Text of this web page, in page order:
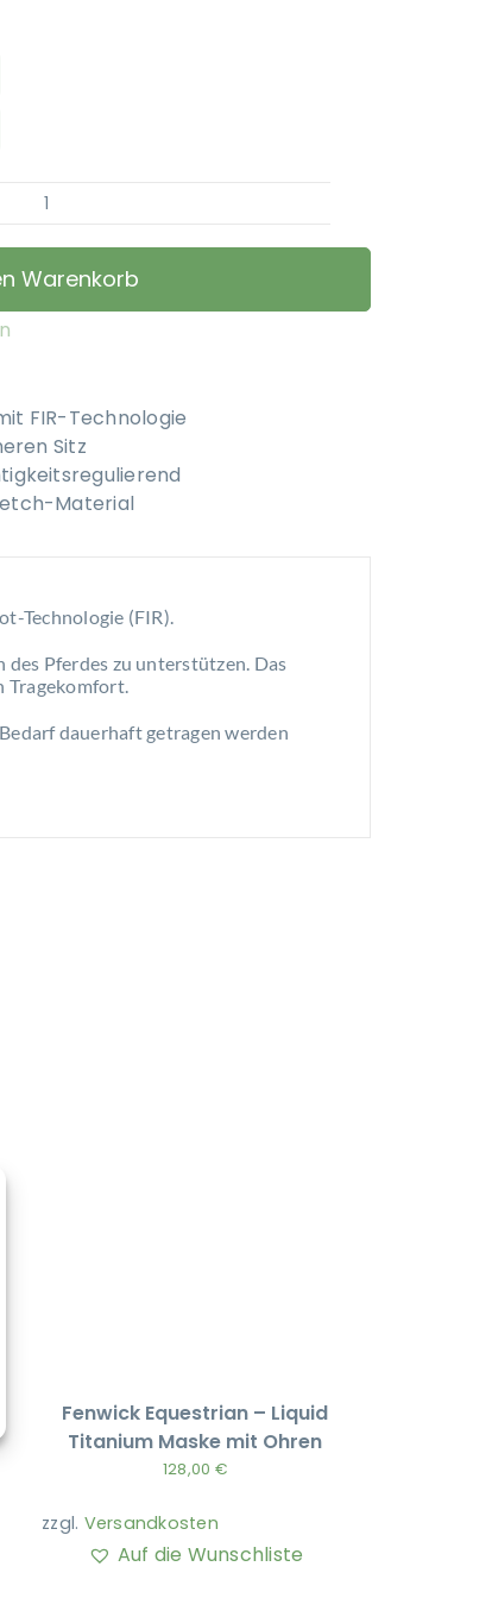
Fenwick
Equestrian
-
Ohren
Menge
Warenkorb
FIR-Technologie
Sitz
Material
Technologie (FIR).
Pferdes zu unterstützen. Das
Tragekomfort.
dauerhaft getragen werden
Fenwick Equestrian – Liquid
Titanium Maske mit Ohren
128,00 €
zzgl. Versandkosten
Auf die Wunschliste